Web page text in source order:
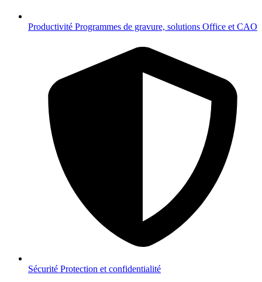
Productivité Programmes de gravure, solutions Office et CAO
Sécurité Protection et confidentialité